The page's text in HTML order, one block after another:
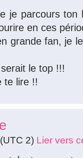
je parcours
en ces
grande fan, je
le top !!!
te lire !!
(UTC 2) Lier vers